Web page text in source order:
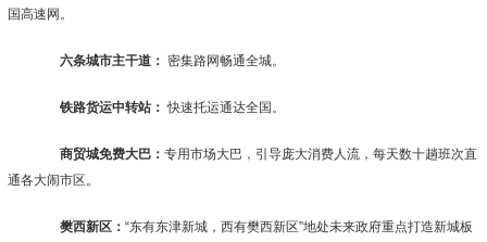
国高速网。
六条城市主干道： 密集路网畅通全城。
铁路货运中转站： 快速托运通达全国。
商贸城免费大巴：专用市场大巴，引导庞大消费人流，每天数十趟班次直
通各大闹市区。
樊西新区：“东有东津新城，西有樊西新区”地处未来政府重点打造新城板